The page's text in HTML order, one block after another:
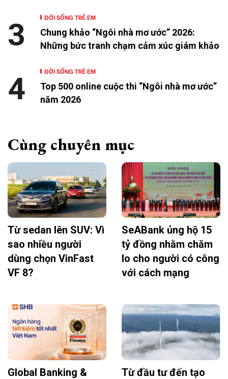
ĐỜI SỐNG TRẺ EM
Chung khảo “Ngôi nhà mơ ước” 2026:
Những bức tranh chạm cảm xúc giám khảo
3
ĐỜI SỐNG TRẺ EM
Top 500 online cuộc thi “Ngôi nhà mơ ước”
năm 2026
4
Cùng chuyên mục
Từ sedan lên SUV: Vì
sao nhiều người
dùng chọn VinFast
VF 8?
SeABank ủng hộ 15
tỷ đồng nhằm chăm
lo cho người có công
với cách mạng
Global Banking &
Từ đầu tư đến tạo